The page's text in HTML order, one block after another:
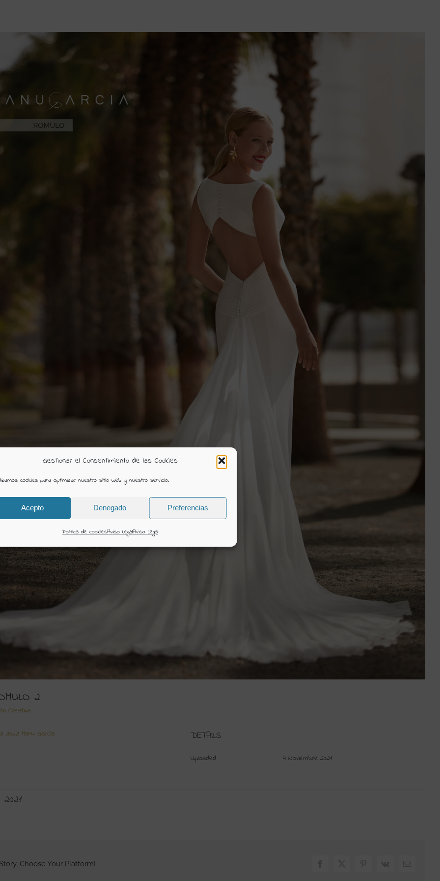
Gestionar el Consentimiento de las Cookies
cookies para optimizar nuestro sitio web y nuestro servicio.
Acepto Denegado Preferencias
Política de cookiesAviso LegalAviso Legal
2
Creativa
2022 Manu García DETAILS
Uploaded 4 Noviembre 2021
Choose Your Platform!